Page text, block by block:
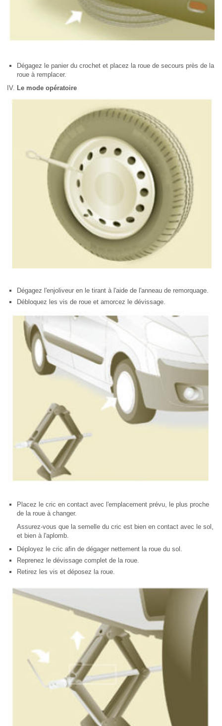
Dégagez le panier du crochet et placez la roue de secours près de la
roue à remplacer.
Le mode opératoire
Dégagez l'enjoliveur en le tirant à l'aide de l'anneau de remorquage.
Débloquez les vis de roue et amorcez le dévissage.
Placez le cric en contact avec l'emplacement prévu, le plus proche
de la roue à changer.
Assurez-vous que la semelle du cric est bien en contact avec le sol,
et bien à l'aplomb.
Déployez le cric afin de dégager nettement la roue du sol.
Reprenez le dévissage complet de la roue.
Retirez les vis et déposez la roue.